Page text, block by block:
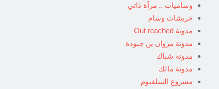
وساميات .. مرآة ذاتي
خربشات وسام
مدونة Out reached
مدونة مروان بن جبودة
مدونة شباك
مدونة مالك
مشروع السلفيوم